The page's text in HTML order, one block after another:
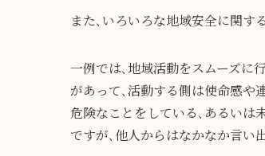
また､いろいろな地域安全に関す
一例では､地域活動をスムーズに
があって､活動する側は使命感や
危険なことをしている､あるいは
ですが､他人からはなかなか言い